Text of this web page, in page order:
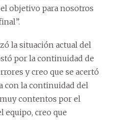
objetivo para nosotros
la situación actual del
por la continuidad de
y creo que se acertó
con la continuidad del
contentos por el
equipo, creo que